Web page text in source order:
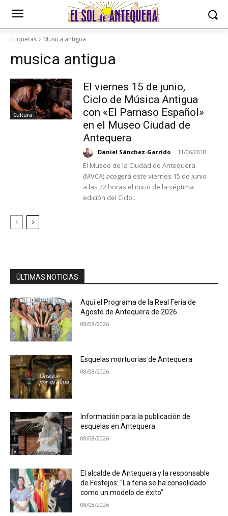
Etiquetas Musica antigua
musica antigua
Cultura
El viernes 15 de junio,
Ciclo de Música Antigua
con «El Parnaso Español»
en el Museo Ciudad de
Antequera
Daniel Sánchez-Garrido - 11/06/2018
El Museo de la Ciudad de Antequera
(MVCA) acogerá este viernes 15 de junio
a las 22 horas el inicio de la séptima
edición del Ciclo...
ÚLTIMAS NOTICIAS
Aquí el Programa de la Real Feria de
Agosto de Antequera de 2026
08/08/2026
Esquelas mortuorias de Antequera
08/08/2026
Información para la publicación de
esquelas en Antequera
08/08/2026
El alcalde de Antequera y la responsable
de Festejos: “La feria se ha consolidado
como un modelo de éxito”
08/08/2026